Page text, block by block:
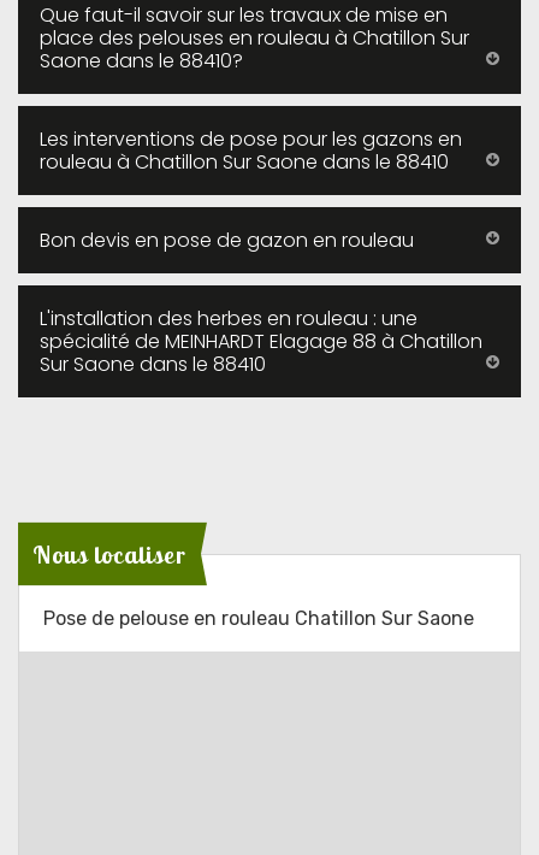
Que faut-il savoir sur les travaux de mise en
place des pelouses en rouleau à Chatillon Sur
Saone dans le 88410?
Les interventions de pose pour les gazons en
rouleau à Chatillon Sur Saone dans le 88410
Bon devis en pose de gazon en rouleau
L'installation des herbes en rouleau : une
spécialité de MEINHARDT Elagage 88 à Chatillon
Sur Saone dans le 88410
Nous localiser
Pose de pelouse en rouleau Chatillon Sur Saone